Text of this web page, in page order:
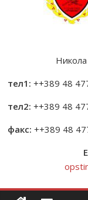
тел1: ++389 48
тел2: ++389 48
факс: ++389 48